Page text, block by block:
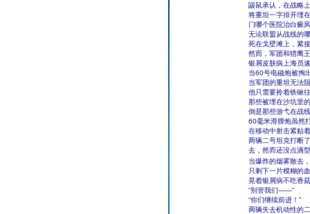
鼹鼠承认，在战略
将重坦一字排开埋
门哪个医院治白癜
无论联盟从战线的
死在戈壁滩上，紧
然而，军团和猎鹰
银屑皮肤病上海员
当60号电磁炮被掏
当军团的重坦无法
他只需要拎着铁锹
那些被埋在沙坑里
倒是那些游弋在战
60毫米滑膛炮虽然
在移动中射击紧贴
两辆二号坦克打断
去，然而还没点滴
当爆炸的烟雾散去
只剩下一片模糊的
晃着银屑病不吃香
“别管我们——”
“你们继续前进！”
两辆失去机动性的